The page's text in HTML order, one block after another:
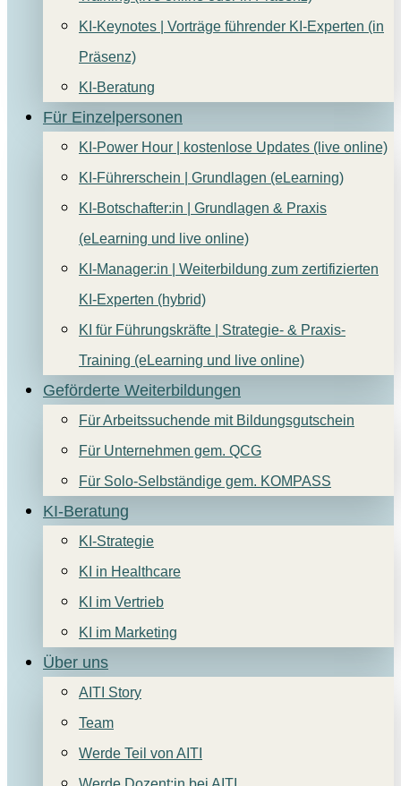
KI-Keynotes | Vorträge führender KI-Experten (in
Präsenz)
KI-Beratung
Für Einzelpersonen
KI-Power Hour | kostenlose Updates (live online)
KI-Führerschein | Grundlagen (eLearning)
KI-Botschafter:in | Grundlagen & Praxis
(eLearning und live online)
KI-Manager:in | Weiterbildung zum zertifizierten
KI-Experten (hybrid)
KI für Führungskräfte | Strategie- & Praxis-
Training (eLearning und live online)
Geförderte Weiterbildungen
Für Arbeitssuchende mit Bildungsgutschein
Für Unternehmen gem. QCG
Für Solo-Selbständige gem. KOMPASS
KI-Beratung
KI-Strategie
KI in Healthcare
KI im Vertrieb
KI im Marketing
Über uns
AITI Story
Team
Werde Teil von AITI